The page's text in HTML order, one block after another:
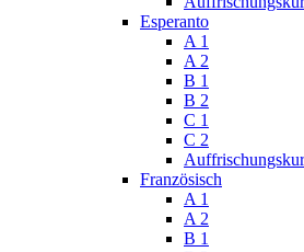
Esperanto
A 1
A 2
B 1
B 2
C 1
C 2
Französisch
A 1
A 2
B 1